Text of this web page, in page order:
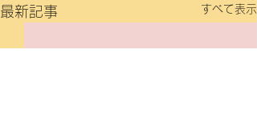
最新記事 すべて表示